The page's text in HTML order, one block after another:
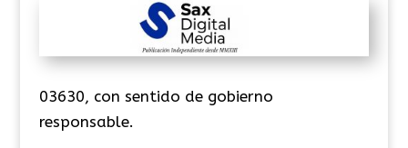
03630, con sentido de gobierno
responsable.